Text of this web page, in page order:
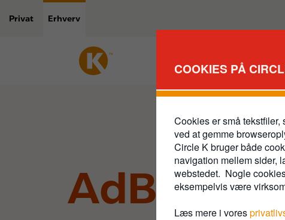
COOKIES PÅ
Cookies er små
ved at gemme
Circle K bruger både
navigation mellem sider,
webstedet. Nogle
eksempelvis være
Læs mere i vores
Privat Erhverv
AdBlue